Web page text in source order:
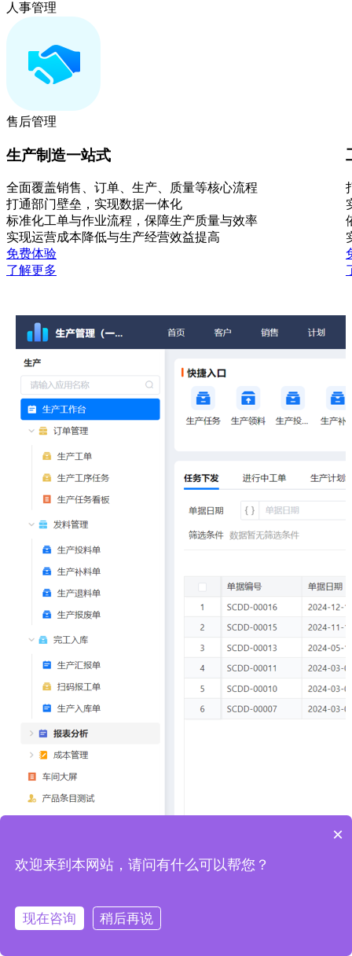
人事管理
售后管理
生产制造一站式
全面覆盖销售、订单、生产、质量等核心流程
打通部门壁垒，实现数据一体化
标准化工单与作业流程，保障生产质量与效率
实现运营成本降低与生产经营效益提高
免费体验
了解更多
×
欢迎来到本网站，请问有什么可以帮您？
现在咨询 稍后再说